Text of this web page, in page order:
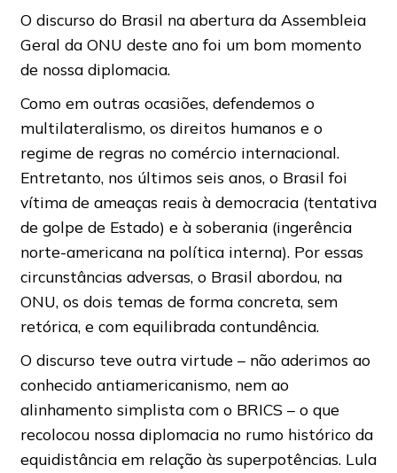
O discurso do Brasil na abertura da Assembleia
Geral da ONU deste ano foi um bom momento
de nossa diplomacia.
Como em outras ocasiões, defendemos o
multilateralismo, os direitos humanos e o
regime de regras no comércio internacional.
Entretanto, nos últimos seis anos, o Brasil foi
vítima de ameaças reais à democracia (tentativa
de golpe de Estado) e à soberania (ingerência
norte-americana na política interna). Por essas
circunstâncias adversas, o Brasil abordou, na
ONU, os dois temas de forma concreta, sem
retórica, e com equilibrada contundência.
O discurso teve outra virtude – não aderimos ao
conhecido antiamericanismo, nem ao
alinhamento simplista com o BRICS – o que
recolocou nossa diplomacia no rumo histórico da
equidistância em relação às superpotências. Lula